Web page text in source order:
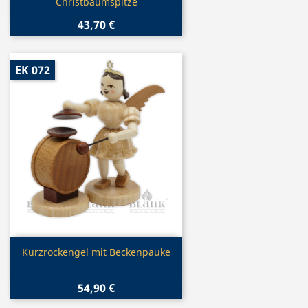
43,70 €
Vorschau
Kurzrockengel mit Beckenpauke
54,90 €
EK 072